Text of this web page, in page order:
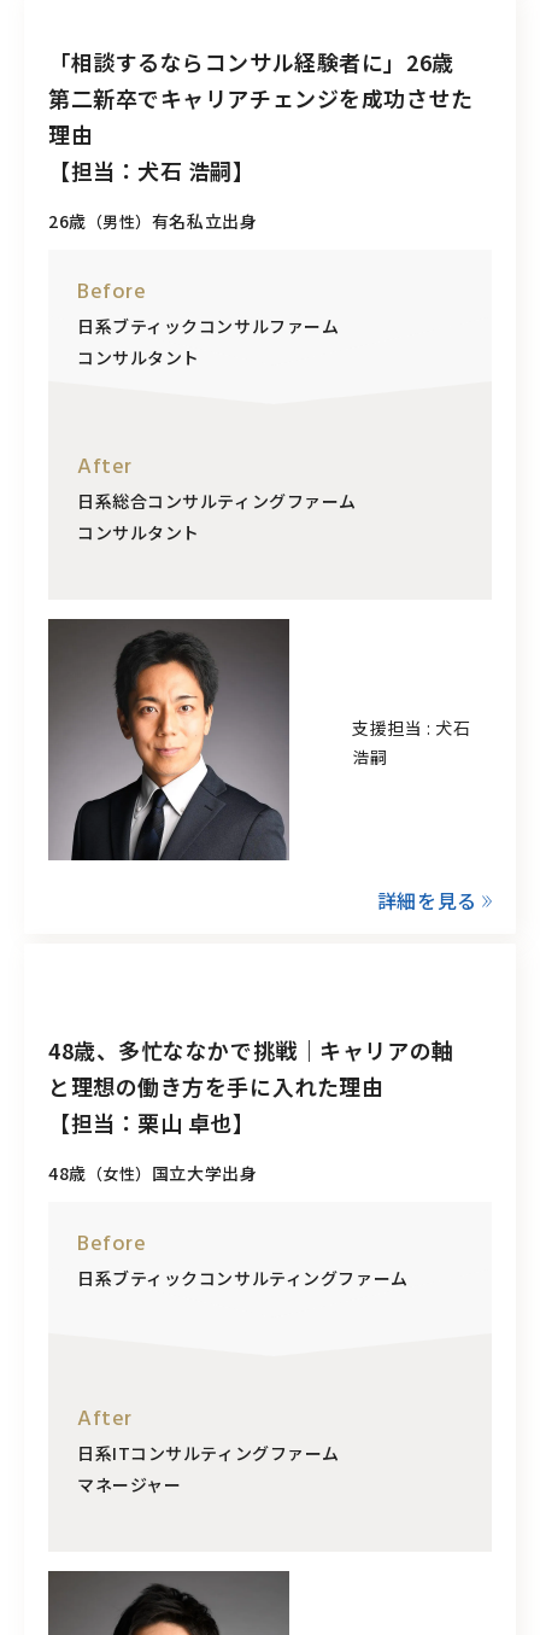
26歳 （男性） 有名私立出身
「相談するならコンサル経験者に」26歳
第二新卒でキャリアチェンジを成功させた
理由
【担当：犬石 浩嗣】
Before
日系ブティックコンサルファーム
コンサルタント
After
日系総合コンサルティングファーム
コンサルタント
支援担当 : 犬石
浩嗣
詳細を見る
48歳 （女性） 国立大学出身
48歳、多忙ななかで挑戦｜キャリアの軸
と理想の働き方を手に入れた理由
【担当：栗山 卓也】
Before
日系ブティックコンサルティングファーム
After
日系ITコンサルティングファーム
マネージャー